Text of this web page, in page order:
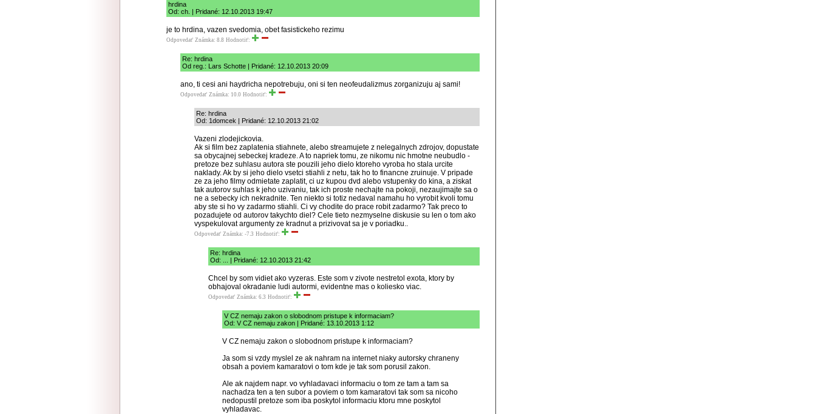
hrdina
Od: ch. | Pridané: 12.10.2013 19:47
je to hrdina, vazen svedomia, obet fasistickeho rezimu
Odpovedať Známka: 8.8 Hodnotiť:
Re: hrdina
Od reg.: Lars Schotte | Pridané: 12.10.2013 20:09
ano, ti cesi ani haydricha nepotrebuju, oni si ten neofeudalizmus zorganizuju aj sami!
Odpovedať Známka: 10.0 Hodnotiť:
Re: hrdina
Od: 1domcek | Pridané: 12.10.2013 21:02
Vazeni zlodejickovia.
Ak si film bez zaplatenia stiahnete, alebo streamujete z nelegalnych zdrojov, dopustate
sa obycajnej sebeckej kradeze. A to napriek tomu, ze nikomu nic hmotne neubudlo -
pretoze bez suhlasu autora ste pouzili jeho dielo ktoreho vyroba ho stala urcite
naklady. Ak by si jeho dielo vsetci stiahli z netu, tak ho to financne zruinuje. V pripade
ze za jeho filmy odmietate zaplatit, ci uz kupou dvd alebo vstupenky do kina, a ziskat
tak autorov suhlas k jeho uzivaniu, tak ich proste nechajte na pokoji, nezaujimajte sa o
ne a sebecky ich nekradnite. Ten niekto si totiz nedaval namahu ho vyrobit kvoli tomu
aby ste si ho vy zadarmo stiahli. Ci vy chodite do prace robit zadarmo? Tak preco to
pozadujete od autorov takychto diel? Cele tieto nezmyselne diskusie su len o tom ako
vyspekulovat argumenty ze kradnut a prizivovat sa je v poriadku..
Odpovedať Známka: -7.3 Hodnotiť:
Re: hrdina
Od: ... | Pridané: 12.10.2013 21:42
Chcel by som vidiet ako vyzeras. Este som v zivote nestretol exota, ktory by
obhajoval okradanie ludi autormi, evidentne mas o koliesko viac.
Odpovedať Známka: 6.3 Hodnotiť:
V CZ nemaju zakon o slobodnom pristupe k informaciam?
Od: V CZ nemaju zakon | Pridané: 13.10.2013 1:12
V CZ nemaju zakon o slobodnom pristupe k informaciam?
Ja som si vzdy myslel ze ak nahram na internet niaky autorsky chraneny
obsah a poviem kamaratovi o tom kde je tak som porusil zakon.
Ale ak najdem napr. vo vyhladavaci informaciu o tom ze tam a tam sa
nachadza ten a ten subor a poviem o tom kamaratovi tak som sa nicoho
nedopustil pretoze som iba poskytol informaciu ktoru mne poskytol
vyhladavac.